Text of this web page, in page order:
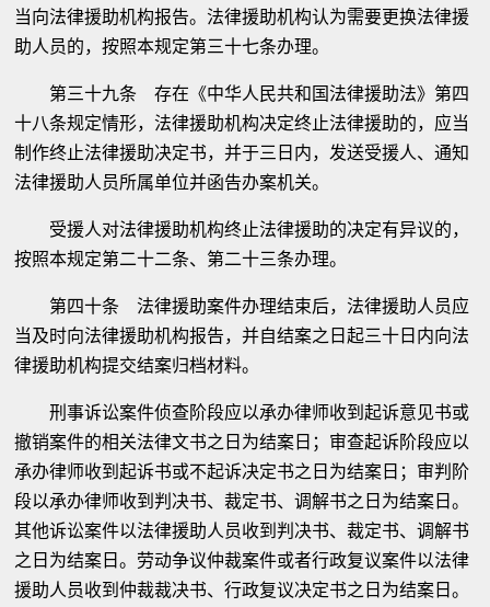
当向法律援助机构报告。法律援助机构认为需要更换法律援
助人员的，按照本规定第三十七条办理。
第三十九条 存在《中华人民共和国法律援助法》第四
十八条规定情形，法律援助机构决定终止法律援助的，应当
制作终止法律援助决定书，并于三日内，发送受援人、通知
法律援助人员所属单位并函告办案机关。
受援人对法律援助机构终止法律援助的决定有异议的，
按照本规定第二十二条、第二十三条办理。
第四十条 法律援助案件办理结束后，法律援助人员应
当及时向法律援助机构报告，并自结案之日起三十日内向法
律援助机构提交结案归档材料。
刑事诉讼案件侦查阶段应以承办律师收到起诉意见书或
撤销案件的相关法律文书之日为结案日；审查起诉阶段应以
承办律师收到起诉书或不起诉决定书之日为结案日；审判阶
段以承办律师收到判决书、裁定书、调解书之日为结案日。
其他诉讼案件以法律援助人员收到判决书、裁定书、调解书
之日为结案日。劳动争议仲裁案件或者行政复议案件以法律
援助人员收到仲裁裁决书、行政复议决定书之日为结案日。